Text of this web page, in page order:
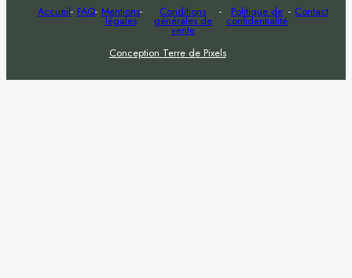
Accueil FAQ Mentions
légales
Conditions
générales de
vente
Politique de
confidentialité
Contact
Conception Terre de Pixels